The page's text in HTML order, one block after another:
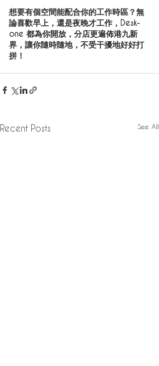
想要有個空間能配合你的工作時區？無
論喜歡早上，還是夜晚才工作，Desk-
one 都為你開放，分店更遍佈港九新
界，讓你隨時隨地，不受干擾地好好打
拼！
Recent Posts See All